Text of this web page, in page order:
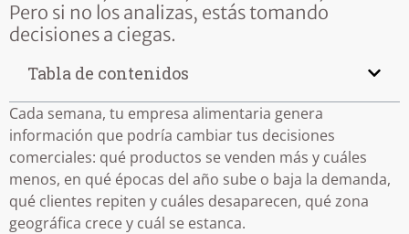
Pero si no los analizas, estás tomando
decisiones a ciegas.
Tabla de contenidos
Cada semana, tu empresa alimentaria genera
información que podría cambiar tus decisiones
comerciales: qué productos se venden más y cuáles
menos, en qué épocas del año sube o baja la demanda,
qué clientes repiten y cuáles desaparecen, qué zona
geográfica crece y cuál se estanca.